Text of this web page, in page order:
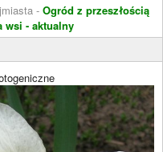
- Ogród z przeszłością
wsi - aktualny